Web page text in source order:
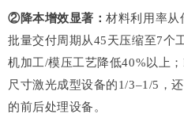
②降本增效显著：材料利用率从
批量交付周期从45天压缩至7个
机加工/模压工艺降低40%以上
尺寸激光成型设备的1/3–1/5，
的前后处理设备。